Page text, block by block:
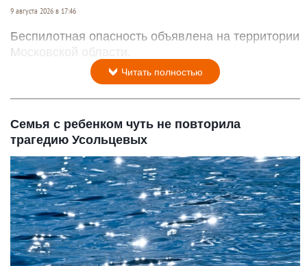
9 августа 2026 в 17:46
Беспилотная опасность объявлена на территории
Московской области.
Читать полностью
Семья с ребенком чуть не повторила
трагедию Усольцевых